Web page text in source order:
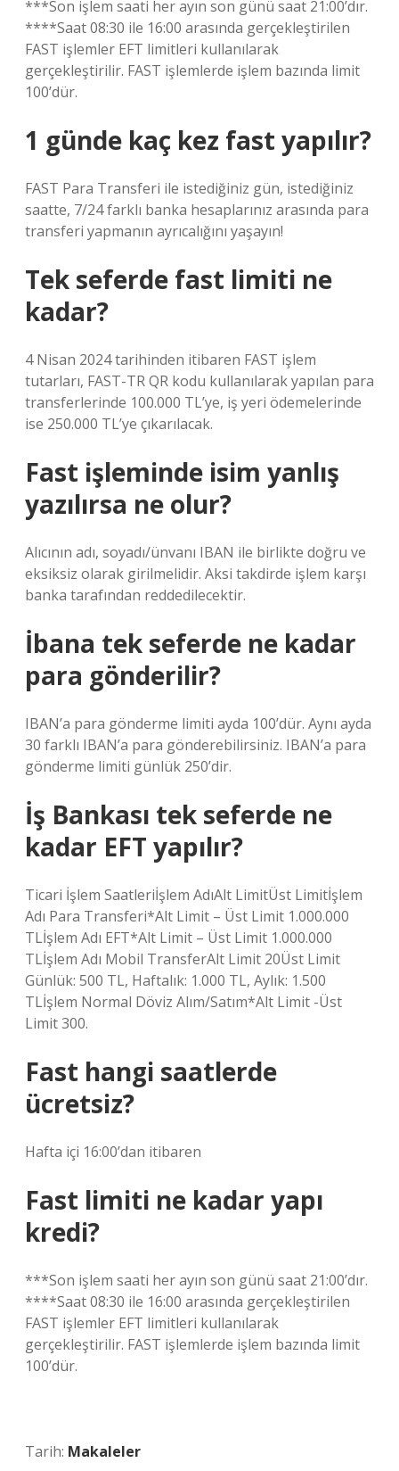
***Son işlem saati her ayın son günü saat 21:00’dır.
****Saat 08:30 ile 16:00 arasında gerçekleştirilen
FAST işlemler EFT limitleri kullanılarak
gerçekleştirilir. FAST işlemlerde işlem bazında limit
100’dür.
1 günde kaç kez fast yapılır?
FAST Para Transferi ile istediğiniz gün, istediğiniz
saatte, 7/24 farklı banka hesaplarınız arasında para
transferi yapmanın ayrıcalığını yaşayın!
Tek seferde fast limiti ne
kadar?
4 Nisan 2024 tarihinden itibaren FAST işlem
tutarları, FAST-TR QR kodu kullanılarak yapılan para
transferlerinde 100.000 TL’ye, iş yeri ödemelerinde
ise 250.000 TL’ye çıkarılacak.
Fast işleminde isim yanlış
yazılırsa ne olur?
Alıcının adı, soyadı/ünvanı IBAN ile birlikte doğru ve
eksiksiz olarak girilmelidir. Aksi takdirde işlem karşı
banka tarafından reddedilecektir.
İbana tek seferde ne kadar
para gönderilir?
IBAN’a para gönderme limiti ayda 100’dür. Aynı ayda
30 farklı IBAN’a para gönderebilirsiniz. IBAN’a para
gönderme limiti günlük 250’dir.
İş Bankası tek seferde ne
kadar EFT yapılır?
Ticari İşlem Saatleriİşlem AdıAlt LimitÜst Limitİşlem
Adı Para Transferi*Alt Limit – Üst Limit 1.000.000
TLİşlem Adı EFT*Alt Limit – Üst Limit 1.000.000
TLİşlem Adı Mobil TransferAlt Limit 20Üst Limit
Günlük: 500 TL, Haftalık: 1.000 TL, Aylık: 1.500
TLİşlem Normal ​Döviz Alım/Satım*Alt Limit ​-Üst
Limit ​300.
Fast hangi saatlerde
ücretsiz?
Hafta içi 16:00’dan itibaren
Fast limiti ne kadar yapı
kredi?
***Son işlem saati her ayın son günü saat 21:00’dır.
****Saat 08:30 ile 16:00 arasında gerçekleştirilen
FAST işlemler EFT limitleri kullanılarak
gerçekleştirilir. FAST işlemlerde işlem bazında limit
100’dür.
Tarih: Makaleler